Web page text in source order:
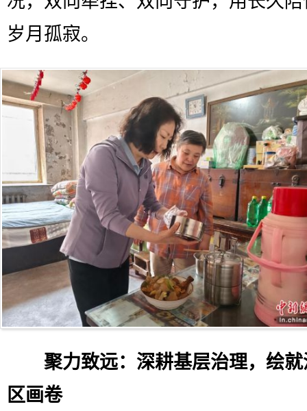
岁月孤寂。
聚力致远：深耕基层治理，绘
区画卷